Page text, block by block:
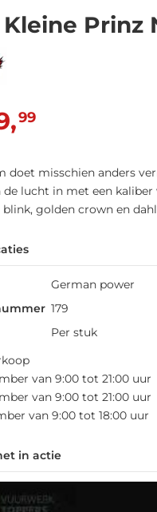
Prinz
99
doet misschien anders
de lucht in met een
blink, golden crown en
German power
179
Per stuk
van 9:00 tot 21:00 uur
van 9:00 tot 21:00 uur
van 9:00 tot 18:00 uur
in actie